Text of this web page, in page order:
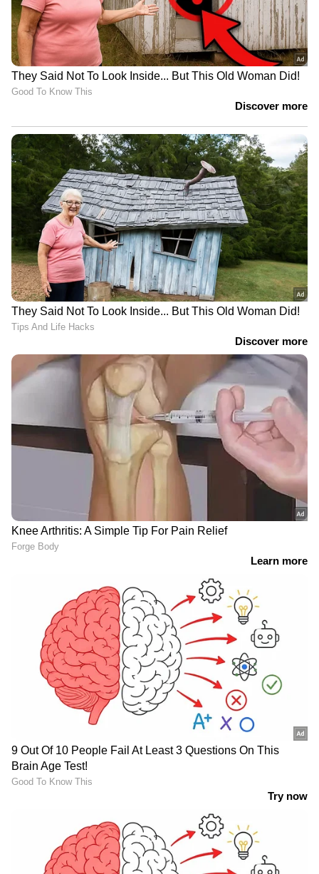
പൊതുമേഖലാ സ്ഥാപനങ്ങളുടെ കാര്യക്ഷമത
ഇല്ലായ്മയ്ക്ക് മറയാകരുത്. ഉപഭോഗാധിഷ്ഠിത
സബ്സിഡിയിലേയ്ക്ക് മാറണം. വൈദ്യുത
മേഖലയിൽ സ്വകാര്യ നിക്ഷേപങ്ങള്‍ക്കും കേന്ദ്ര
പൊതുമേഖല നിക്ഷേപങ്ങള്‍ക്കും അനുമതി
നിയമങ്ങള്‍ മാറ്റണം.
ചൈനീസ് മാതൃകയിൽ തദ്ദേശ സ്ഥാപനങ്ങള്‍
വ്യവസായ സംരഭങ്ങളെ പ്രോത്സാഹിപ്പിക്കണം.
സിവിൽസപ്ലൈസ് കോര്‍പേറഷനും
ബെവ്കോയും ലയിപ്പിക്കണം. കെ ഡിസ്ക്, കെ
റയിൽ എന്നിവ നൽകിയ സംഭാവനകള്‍
പരിശോധിക്കണം. കെ ഫോണിൽ സ്വകാര്യ
പങ്കാളിത്തം വേണം. പൂട്ടിക്കിടക്കുന്ന
തോട്ടങ്ങളും സ്ഥാപനങ്ങളും തുറക്കാൻ
പുനസംഘടിപ്പിക്കണം. ക്ഷേമ പെന്‍ഷൻ
വിതരണം പെന്‍ഷൻ കമ്പനിയിൽ നിന്ന് മാറ്റി
നേരിട്ട് നൽകുന്ന രീതിയിലേയ്ക്ക് മാറ്റണം.
വഷളായി കേന്ദ്ര സംസ്ഥാന ബന്ധം
മെച്ചപ്പെടുത്താൻ സംസ്ഥാനം
മുന്‍കൈയെടുക്കണമെന്നും കെഎം
ചന്ദ്രശേഖര്‍ അധ്യക്ഷനായി വിഗദ്ധ
സംഘത്തിന്‍റെ സഹായത്തോടെ തയ്യാറാക്കിയ
ധവള പത്രം ശുപാര്‍ശ ചെയ്യുന്നു.